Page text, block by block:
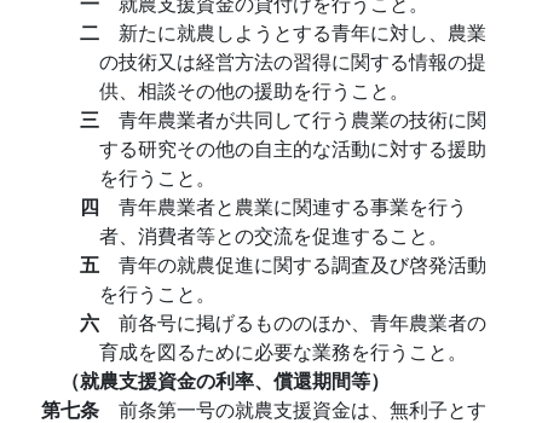
二 新たに就農しようとする青年に対し、農業
の技術又は経営方法の習得に関する情報の提
供、相談その他の援助を行うこと。
三 青年農業者が共同して行う農業の技術に関
する研究その他の自主的な活動に対する援助
を行うこと。
四 青年農業者と農業に関連する事業を行う
者、消費者等との交流を促進すること。
五 青年の就農促進に関する調査及び啓発活動
を行うこと。
六 前各号に掲げるもののほか、青年農業者の
育成を図るために必要な業務を行うこと。
（就農支援資金の利率、償還期間等）
第七条 前条第一号の就農支援資金は、無利子とす